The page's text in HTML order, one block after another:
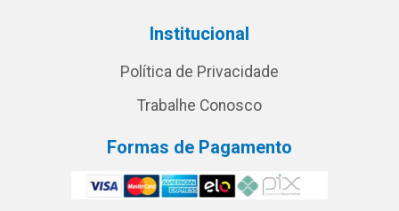
Institucional
Política de Privacidade
Trabalhe Conosco
Formas de Pagamento